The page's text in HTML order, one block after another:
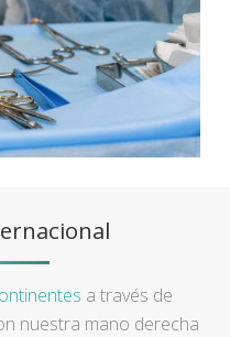
a través de
nuestra mano derecha